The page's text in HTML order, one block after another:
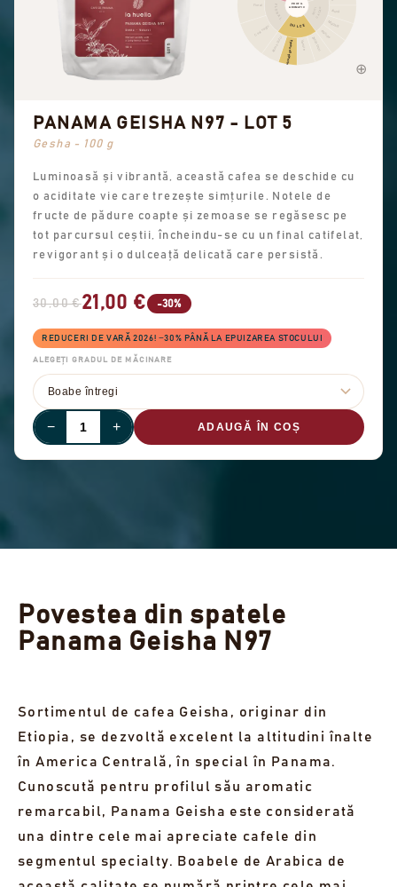
Alună
Migdală
Arahide
Dulceață generală
Arome dulci
Ceai negru
Floral
DULCE
PROFIL
AROMATIC
PANAMA GEISHA N97 - LOT 5
Gesha - 100 g
Luminoasă și vibrantă, această cafea se deschide cu
o aciditate vie care trezește simțurile. Notele de
fructe de pădure coapte și zemoase se regăsesc pe
tot parcursul ceștii, încheindu-se cu un final catifelat,
revigorant și o dulceață delicată care persistă.
30,00 €21,00 € -30%
REDUCERI DE VARĂ 2026! −30% PÂNĂ LA EPUIZAREA STOCULUI
ALEGEȚI GRADUL DE MĂCINARE
− + ADAUGĂ ÎN COȘ
Povestea din spatele
Panama Geisha N97
Sortimentul de cafea Geisha, originar din
Etiopia, se dezvoltă excelent la altitudini înalte
în America Centrală, în special în Panama.
Cunoscută pentru profilul său aromatic
remarcabil, Panama Geisha este considerată
una dintre cele mai apreciate cafele din
segmentul specialty. Boabele de Arabica de